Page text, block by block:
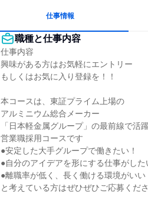
仕事情報
職種と仕事内容
仕事内容
興味がある方はお気軽にエントリー
もしくはお気に入り登録を！！
本コースは、東証プライム上場の
アルミニウム総合メーカー
「日本軽金属グループ」の最前線で活
営業職採用コースです
●安定した大手グループで働きたい！
●自分のアイデアを形にする仕事がした
●離職率が低く、長く働ける環境がいい
と考えている方はぜひぜひご応募くださ